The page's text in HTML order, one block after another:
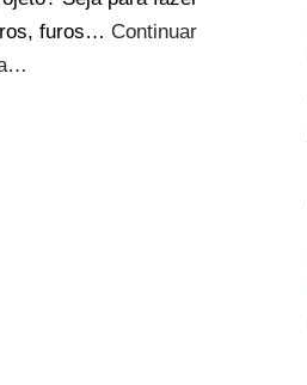
furos… Continuar